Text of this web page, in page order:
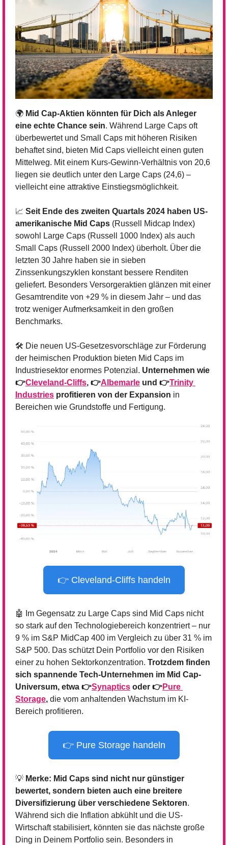
🌍 Mid Cap-Aktien könnten für Dich als Anleger
eine echte Chance sein. Während Large Caps oft
überbewertet und Small Caps mit höheren Risiken
behaftet sind, bieten Mid Caps vielleicht einen guten
Mittelweg. Mit einem Kurs-Gewinn-Verhältnis von 20,6
liegen sie deutlich unter den Large Caps (24,6) –
vielleicht eine attraktive Einstiegsmöglichkeit.
📈 Seit Ende des zweiten Quartals 2024 haben US-
amerikanische Mid Caps (Russell Midcap Index)
sowohl Large Caps (Russell 1000 Index) als auch
Small Caps (Russell 2000 Index) überholt. Über die
letzten 30 Jahre haben sie in sieben
Zinssenkungszyklen konstant bessere Renditen
geliefert. Besonders Versorgeraktien glänzen mit einer
Gesamtrendite von +29 % in diesem Jahr – und das
trotz weniger Aufmerksamkeit in den großen
Benchmarks.
🛠️ Die neuen US-Gesetzesvorschläge zur Förderung
der heimischen Produktion bieten Mid Caps im
Industriesektor enormes Potenzial. Unternehmen wie
👉Cleveland-Cliffs, 👉Albemarle und 👉Trinity
Industries profitieren von der Expansion in
Bereichen wie Grundstoffe und Fertigung.
👉 Cleveland-Cliffs handeln
🤖
Im Gegensatz zu Large Caps sind Mid Caps nicht
so stark auf den Technologiebereich konzentriert – nur
9 % im S&P MidCap 400 im Vergleich zu über 31 % im
S&P 500. Das schützt Dein Portfolio vor den Risiken
einer zu hohen Sektorkonzentration. Trotzdem finden
sich spannende Tech-Unternehmen im Mid Cap-
Universum, etwa 👉Synaptics oder 👉Pure
Storage, die vom anhaltenden Wachstum im KI-
Bereich profitieren.
👉 Pure Storage handeln
💡 Merke: Mid Caps sind nicht nur günstiger
bewertet, sondern bieten auch eine breitere
Diversifizierung über verschiedene Sektoren.
Während sich die Inflation abkühlt und die US-
Wirtschaft stabilisiert, könnten sie das nächste große
Ding in Deinem Portfolio sein. Besonders in